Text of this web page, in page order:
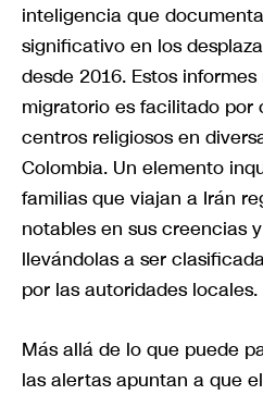
inteligencia que
significativo en los
desde 2016. Estos
migratorio es facilitado por
centros religiosos en
Colombia. Un elemento
familias que viajan a Irán
notables en sus creencias
llevándolas a ser
por las autoridades locales.
Más allá de lo que puede
las alertas apuntan a que